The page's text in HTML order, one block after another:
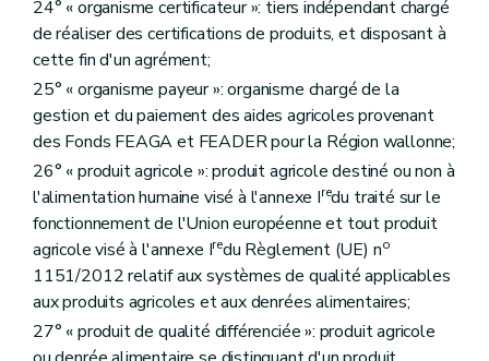
Art. D307
Art. D308
Sous-section 7
Art. D309
Art. D310
Art. D311
Art. D312
Art. D313
Art. D314
Art. D315
Sous-section 8 De l'aménagement transitoire
Art. D316
Art. D317
Art. D318
Art. D319
Art. D320
Art. D321
24° « organisme certificateur »: tiers indépendant chargé
de réaliser des certifications de produits, et disposant à
cette fin d'un agrément;
25° « organisme payeur »: organisme chargé de la
gestion et du paiement des aides agricoles provenant
des Fonds FEAGA et FEADER pour la Région wallonne;
26° « produit agricole »: produit agricole destiné ou non à
l'alimentation humaine visé à l'annexe Iredu traité sur le
fonctionnement de l'Union européenne et tout produit
agricole visé à l'annexe Iredu Règlement (UE) no
1151/2012 relatif aux systèmes de qualité applicables
aux produits agricoles et aux denrées alimentaires;
27° « produit de qualité différenciée »: produit agricole